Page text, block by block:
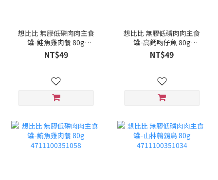
想比比 無膠低磷肉肉主食
罐-鮭魚雞肉餐 80g
4711100351225
NT$49
想比比 無膠低磷肉肉主食
罐-高鈣吻仔魚 80g
4711100351065
NT$49